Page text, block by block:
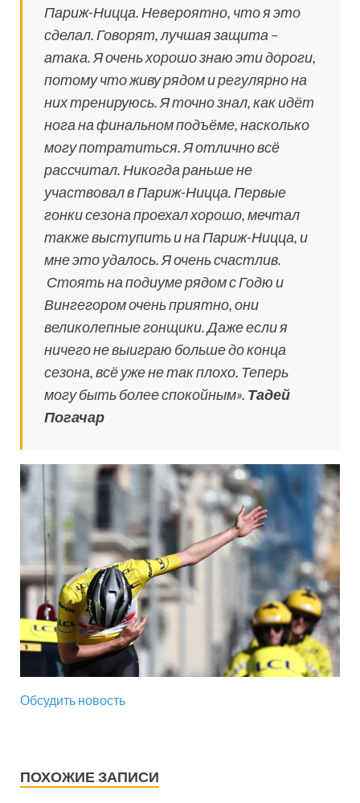
Париж-Ницца. Невероятно, что я это
сделал. Говорят, лучшая защита –
атака. Я очень хорошо знаю эти дороги,
потому что живу рядом и регулярно на
них тренируюсь. Я точно знал, как идёт
нога на финальном подъёме, насколько
могу потратиться. Я отлично всё
рассчитал. Никогда раньше не
участвовал в Париж-Ницца. Первые
гонки сезона проехал хорошо, мечтал
также выступить и на Париж-Ницца, и
мне это удалось. Я очень счастлив.
Стоять на подиуме рядом с Годю и
Вингегором очень приятно, они
великолепные гонщики. Даже если я
ничего не выиграю больше до конца
сезона, всё уже не так плохо. Теперь
могу быть более спокойным». Тадей
Погачар
Обсудить новость
ПОХОЖИЕ ЗАПИСИ